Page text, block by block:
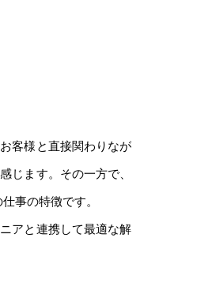
客様と直接関わりなが
じます。その一方で、
事の特徴です。
アと連携して最適な解